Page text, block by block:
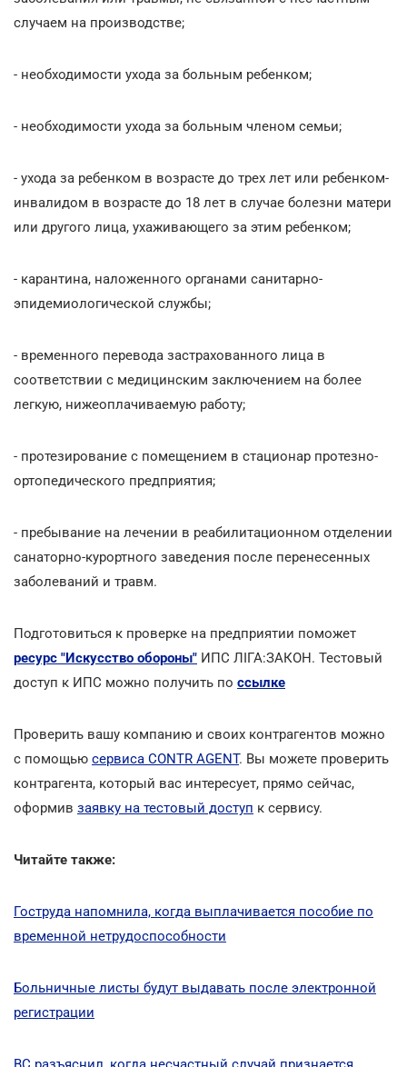
случаем на производстве;
- необходимости ухода за больным ребенком;
- необходимости ухода за больным членом семьи;
- ухода за ребенком в возрасте до трех лет или ребенком-
инвалидом в возрасте до 18 лет в случае болезни матери
или другого лица, ухаживающего за этим ребенком;
- карантина, наложенного органами санитарно-
эпидемиологической службы;
- временного перевода застрахованного лица в
соответствии с медицинским заключением на более
легкую, нижеоплачиваемую работу;
- протезирование с помещением в стационар протезно-
ортопедического предприятия;
- пребывание на лечении в реабилитационном отделении
санаторно-курортного заведения после перенесенных
заболеваний и травм.
Подготовиться к проверке на предприятии поможет
ресурс "Искусство обороны" ИПС ЛІГА:ЗАКОН. Тестовый
доступ к ИПС можно получить по ссылке
Проверить вашу компанию и своих контрагентов можно
с помощью сервиса CONTR AGENT. Вы можете проверить
контрагента, который вас интересует, прямо сейчас,
оформив заявку на тестовый доступ к сервису.
Читайте также:
Гоструда напомнила, когда выплачивается пособие по
временной нетрудоспособности
Больничные листы будут выдавать после электронной
регистрации